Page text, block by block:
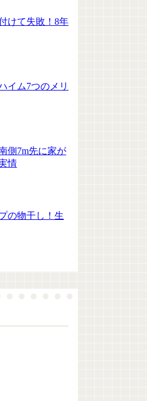
けて失敗！8年
イム7つのメリ
側7m先に家が
情
の物干し！生